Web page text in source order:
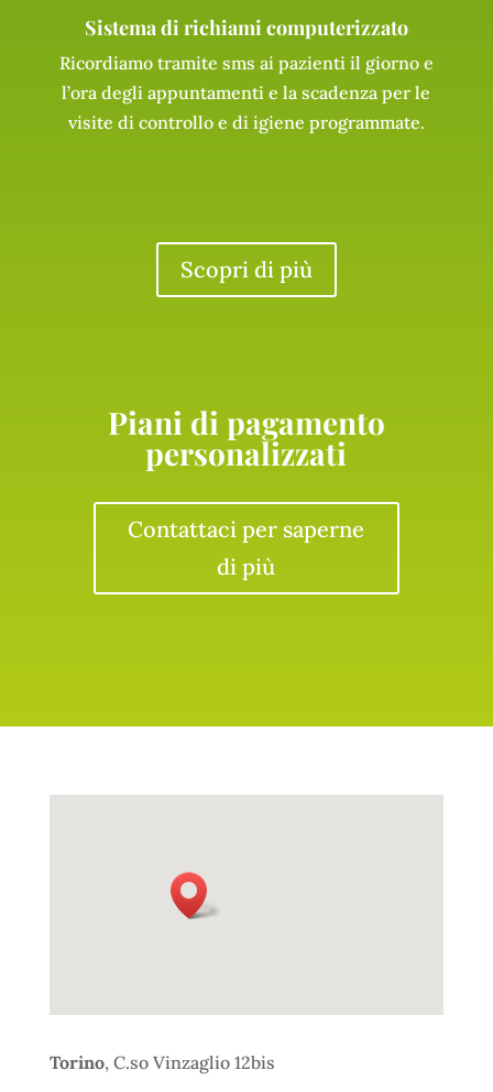
Sistema di richiami computerizzato
Ricordiamo tramite sms ai pazienti il giorno e
l’ora degli appuntamenti e la scadenza per le
visite di controllo e di igiene programmate.
Scopri di più
Piani di pagamento
personalizzati
Contattaci per saperne
di più
Torino, C.so Vinzaglio 12bis